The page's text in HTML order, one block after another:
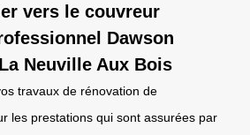
vers le couvreur
Dawson
Neuville Aux Bois
travaux de rénovation de
les prestations qui sont assurées par